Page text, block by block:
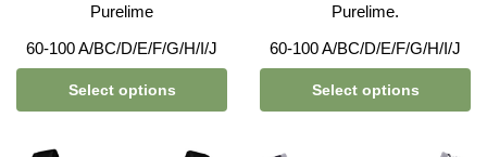
Purelime
60-100 A/BC/D/E/F/G/H/I/J
Select options
Purelime.
60-100 A/BC/D/E/F/G/H/I/J
Select options